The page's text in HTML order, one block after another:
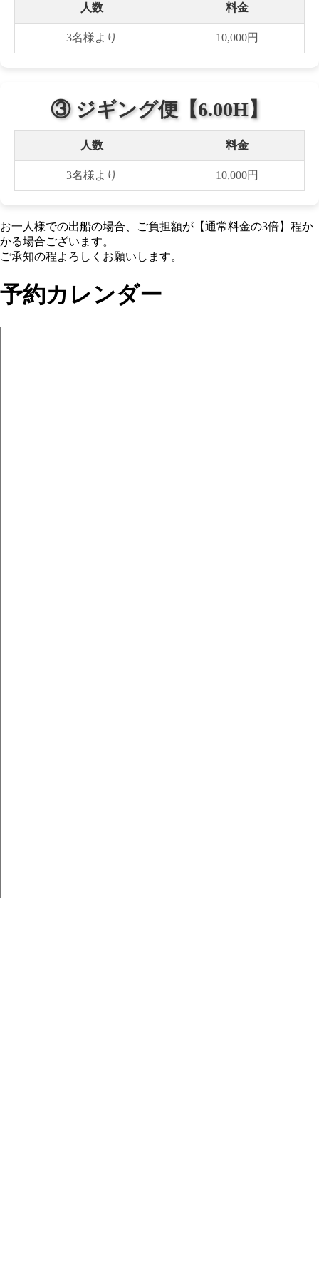
人数 料金
3名様より 10,000円
③ ジギング便【6.00H】
人数 料金
3名様より 10,000円
お一人様での出船の場合、ご負担額が【通常料金の3倍】程か
かる場合ございます。
ご承知の程よろしくお願いします。
予約カレンダー